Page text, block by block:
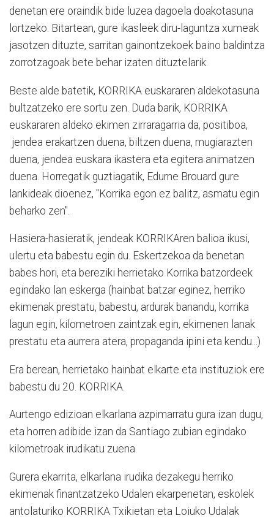
denetan ere oraindik bide luzea dagoela doakotasuna
lortzeko. Bitartean, gure ikasleek diru-laguntza xumeak
jasotzen dituzte, sarritan gainontzekoek baino baldintza
zorrotzagoak bete behar izaten dituztelarik.
Beste alde batetik, KORRIKA euskararen aldekotasuna
bultzatzeko ere sortu zen. Duda barik, KORRIKA
euskararen aldeko ekimen zirraragarria da, positiboa,
jendea erakartzen duena, biltzen duena, mugiarazten
duena, jendea euskara ikastera eta egitera animatzen
duena. Horregatik guztiagatik, Edurne Brouard gure
lankideak dioenez, "Korrika egon ez balitz, asmatu egin
beharko zen".
Hasiera-hasieratik, jendeak KORRIKAren balioa ikusi,
ulertu eta babestu egin du. Eskertzekoa da benetan
babes hori, eta bereziki herrietako Korrika batzordeek
egindako lan eskerga (hainbat batzar eginez, herriko
ekimenak prestatu, babestu, ardurak banandu, korrika
lagun egin, kilometroen zaintzak egin, ekimenen lanak
prestatu eta aurrera atera, propaganda ipini eta kendu...)
Era berean, herrietako hainbat elkarte eta instituziok ere
babestu du 20. KORRIKA.
Aurtengo edizioan elkarlana azpimarratu gura izan dugu,
eta horren adibide izan da Santiago zubian egindako
kilometroak irudikatu zuena.
Gurera ekarrita, elkarlana irudika dezakegu herriko
ekimenak finantzatzeko Udalen ekarpenetan, eskolek
antolaturiko KORRIKA Txikietan eta Loiuko Udalak